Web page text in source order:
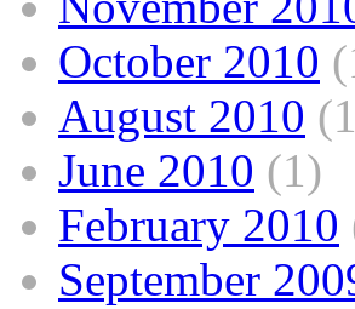
October 2010
August 2010
June 2010 (1)
February 2010
September